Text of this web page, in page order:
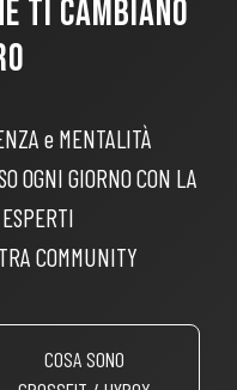
TI CAMBIANO
e MENTALITÀ
OGNI GIORNO CON LA
COMMUNITY
COSA SONO